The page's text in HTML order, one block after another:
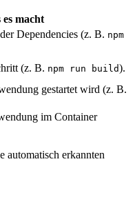
es macht
Dependencies (z. B. npm
(z. B. npm run build).
gestartet wird (z. B.
im Container
automatisch erkannten